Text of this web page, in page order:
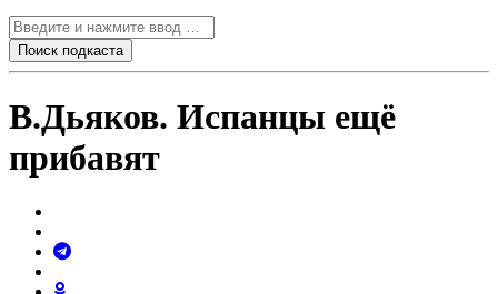
В.Дьяков. Испанцы ещё
прибавят